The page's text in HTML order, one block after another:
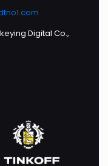
Digital Co.,